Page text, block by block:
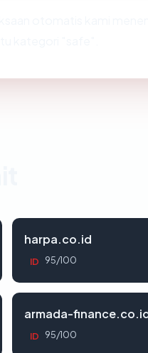
harpa.co.id
ID 95/100
armada-
ID 95/100